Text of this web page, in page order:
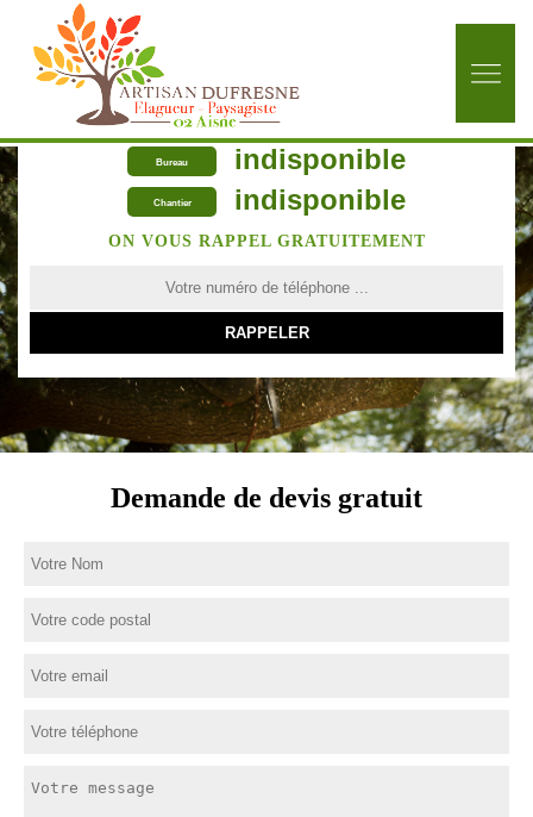
Bureau indisponible
Chantier indisponible
ON VOUS RAPPEL GRATUITEMENT
Demande de devis gratuit